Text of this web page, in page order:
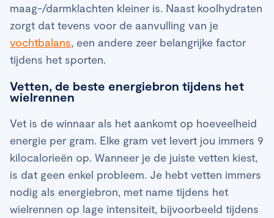
maag-/darmklachten kleiner is. Naast koolhydraten
zorgt dat tevens voor de aanvulling van je
vochtbalans, een andere zeer belangrijke factor
tijdens het sporten.
Vetten, de beste energiebron tijdens het
wielrennen
Vet is de winnaar als het aankomt op hoeveelheid
energie per gram. Elke gram vet levert jou immers 9
kilocalorieën op. Wanneer je de juiste vetten kiest,
is dat geen enkel probleem. Je hebt vetten immers
nodig als energiebron, met name tijdens het
wielrennen op lage intensiteit, bijvoorbeeld tijdens